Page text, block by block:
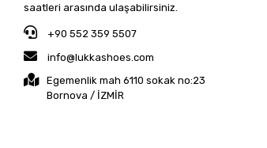
saatleri arasında ulaşabilirsiniz.
+90 552 359 5507
info@lukkashoes.com
Egemenlik mah 6110 sokak no:23
Bornova / İZMİR